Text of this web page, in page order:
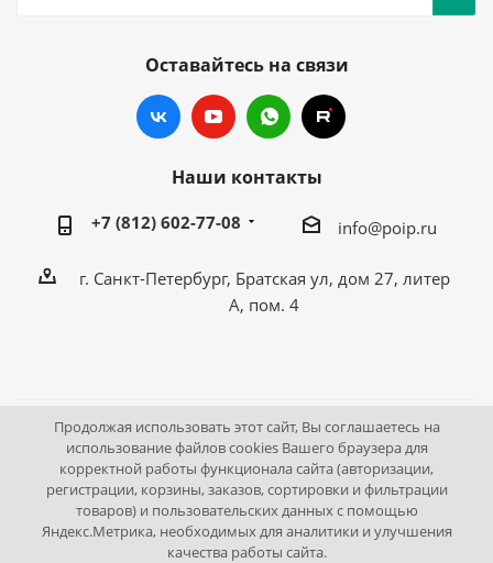
Оставайтесь на связи
Наши контакты
+7 (812) 602-77-08 info@poip.ru
г. Санкт-Петербург, Братская ул, дом 27, литер
А, пом. 4
2009 - 2026 © Промышленное оборудование Интернет
портал.
195043, г. Санкт-Петербург, Братская ул, дом 27, литер А,
пом. 4
Продолжая использовать этот сайт, Вы соглашаетесь на
использование файлов cookies Вашего браузера для
корректной работы функционала сайта (авторизации,
регистрации, корзины, заказов, сортировки и фильтрации
товаров) и пользовательских данных с помощью
Яндекс.Метрика, необходимых для аналитики и улучшения
качества работы сайта.